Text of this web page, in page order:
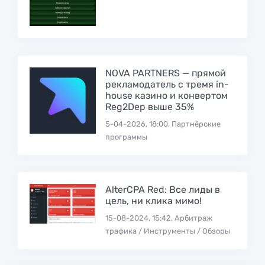
NOVA PARTNERS — прямой
рекламодатель с тремя in-
house казино и конвертом
Reg2Dep выше 35%
5-04-2026, 18:00, Партнёрские
программы
AlterCPA Red: Все лиды в
цель, ни клика мимо!
15-08-2024, 15:42, Арбитраж
трафика / Инструменты / Обзоры